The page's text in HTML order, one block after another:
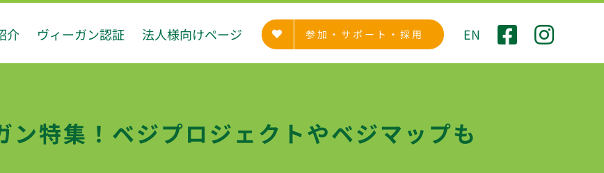
介 ヴィーガン認証 法人様向けページ 参加・サポート・採用 EN
ン特集！ベジプロジェクトやベジマップも